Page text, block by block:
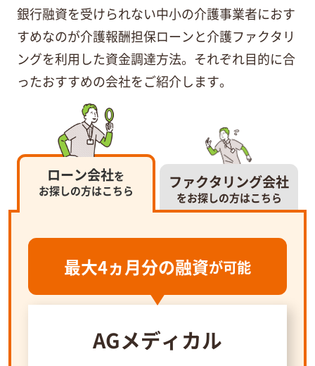
銀行融資を受けられない中小の介護事業者におす
すめなのが介護報酬担保ローンと介護ファクタリ
ングを利用した資金調達方法。それぞれ目的に合
ったおすすめの会社をご紹介します。
ローン会社を
お探しの方はこちら
ファクタリング会社
をお探しの方はこちら
最大4ヵ月分の融資が可能
AGメディカル